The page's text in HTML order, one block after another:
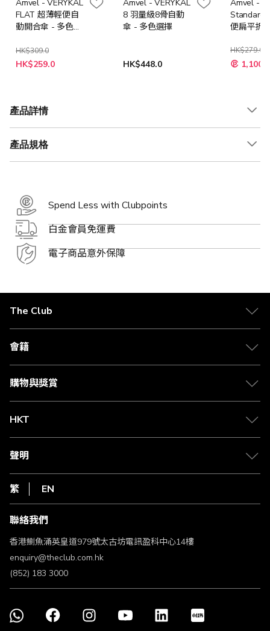
Amvel - VERYKAL
FLAT 超薄輕便自
動開合傘 - 多色選
HK$309.0
HK$259.0
Amvel - VERYKAL
8 羽量級8骨自動
傘 - 多色選擇
HK$448.0
Amvel -
Standard
便扁平折
HK$279.0
1,100
產品詳情
產品規格
Spend Less with Clubpoints
白金會員免運費
電子商品意外保障
The Club
關於 The Club
合作夥伴
媒體中心
會籍
會籍及專屬禮遇
賺取積分
購物與獎賞
物流與配送
Club Shopping 商品領取站
常見問題
HKT
csl.
1010
HKT
聲明
私隱聲明
使用條款
條款及細則
不歧視及不騷擾聲明
認可牌照及通告
繁 EN
聯絡我們
香港鰂魚涌英皇道979號太古坊電訊盈科中心14樓
enquiry@theclub.com.hk
(852) 183 3000